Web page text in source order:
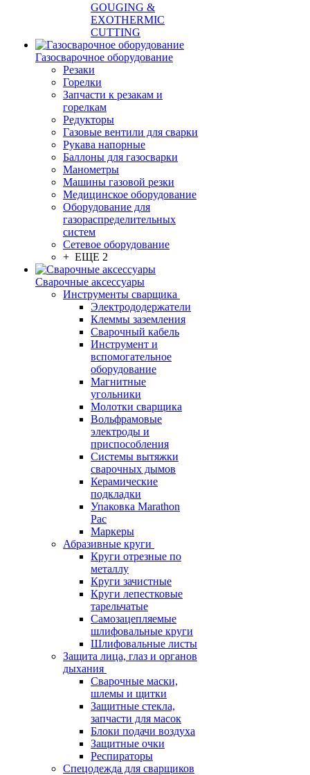
GOUGING &
EXOTHERMIC
CUTTING
Газосварочное оборудование
Резаки
Горелки
Запчасти к резакам и
горелкам
Редукторы
Газовые вентили для сварки
Рукава напорные
Баллоны для газосварки
Манометры
Машины газовой резки
Медицинское оборудование
Оборудование для
газораспределительных
систем
Сетевое оборудование
+ ЕЩЕ 2
Сварочные аксессуары
Инструменты сварщика
Электрододержатели
Клеммы заземления
Сварочный кабель
Инструмент и
вспомогательное
оборудование
Магнитные
угольники
Молотки сварщика
Вольфрамовые
электроды и
приспособления
Системы вытяжки
сварочных дымов
Керамические
подкладки
Упаковка Marathon
Pac
Маркеры
Абразивные круги
Круги отрезные по
металлу
Круги зачистные
Круги лепестковые
тарельчатые
Самозацепляемые
шлифовальные круги
Шлифовальные листы
Защита лица, глаз и органов
дыхания
Сварочные маски,
шлемы и щитки
Защитные стекла,
запчасти для масок
Блоки подачи воздуха
Защитные очки
Респираторы
Спецодежда для сварщиков